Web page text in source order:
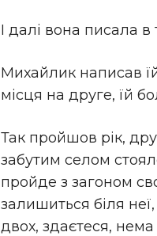
І далі вона писала
Михайлик написав
місця на друге, їй
Так пройшов рік,
забутим селом
пройде з загоном
залишиться біля
двох, здаєтеся,